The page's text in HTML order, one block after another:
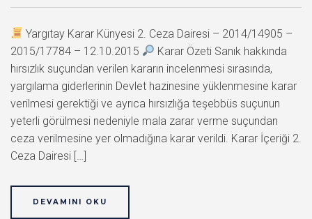
Yargıtay Karar Künyesi 2. Ceza Dairesi – 2014/14905 –
2015/17784 – 12.10.2015
Karar Özeti Sanık hakkında
hırsızlık suçundan verilen kararın incelenmesi sırasında,
yargılama giderlerinin Devlet hazinesine yüklenmesine karar
verilmesi gerektiği ve ayrıca hırsızlığa teşebbüs suçunun
yeterli görülmesi nedeniyle mala zarar verme suçundan
ceza verilmesine yer olmadığına karar verildi. Karar İçeriği 2.
Ceza Dairesi […]
DEVAMINI OKU